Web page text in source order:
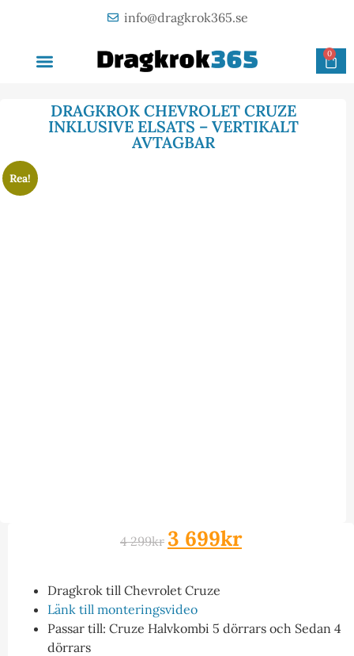
info@dragkrok365.se
0
DRAGKROK CHEVROLET CRUZE
INKLUSIVE ELSATS – VERTIKALT
AVTAGBAR
Rea!
4 299kr 3 699kr
Dragkrok till Chevrolet Cruze
Länk till monteringsvideo
Passar till: Cruze Halvkombi 5 dörrars och Sedan 4
dörrars